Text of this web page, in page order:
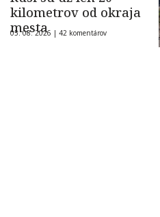
kilometrov od okraja
mesta
05. 08. 2026 | 42 komentárov